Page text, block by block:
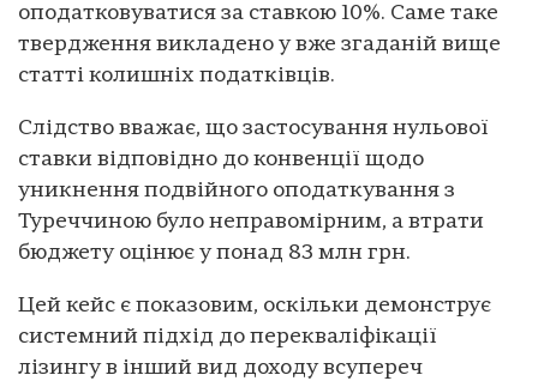
оподатковуватися за ставкою 10%. Саме таке
твердження викладено у вже згаданій вище
статті колишніх податківців.
Слідство вважає, що застосування нульової
ставки відповідно до конвенції щодо
уникнення подвійного оподаткування з
Туреччиною було неправомірним, а втрати
бюджету оцінює у понад 83 млн грн.
Цей кейс є показовим, оскільки демонструє
системний підхід до перекваліфікації
лізингу в інший вид доходу всупереч